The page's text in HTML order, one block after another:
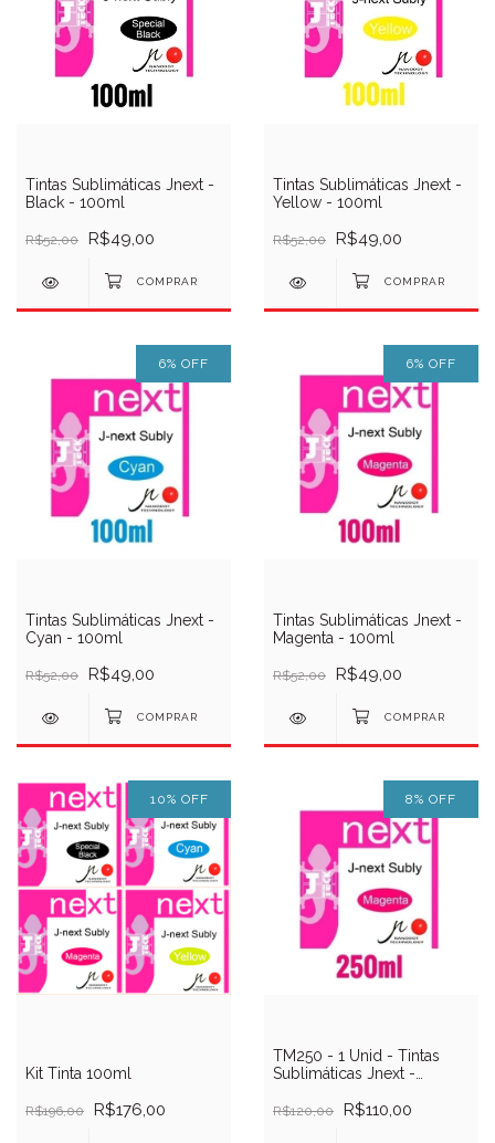
Tintas Sublimáticas Jnext -
Black - 100ml
R$52,00 R$49,00
Tintas Sublimáticas Jnext -
Yellow - 100ml
R$52,00 R$49,00
6% OFF
Tintas Sublimáticas Jnext -
Cyan - 100ml
R$52,00 R$49,00
6% OFF
Tintas Sublimáticas Jnext -
Magenta - 100ml
R$52,00 R$49,00
10% OFF
Kit Tinta 100ml
R$196,00 R$176,00
8% OFF
TM250 - 1 Unid - Tintas
Sublimáticas Jnext -
R$120,00 R$110,00